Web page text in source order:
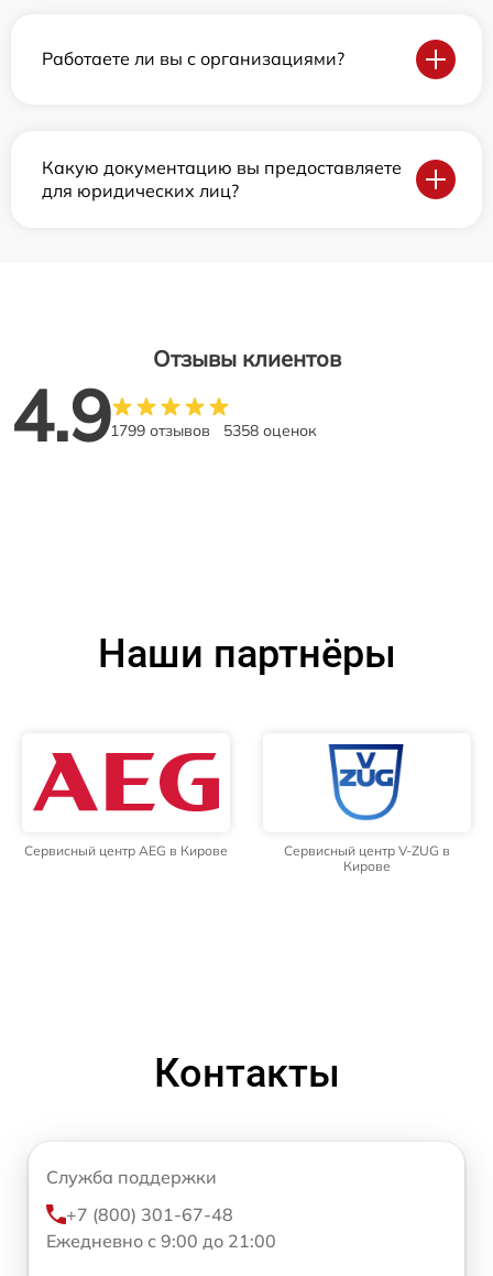
Работаете ли вы с организациями?
Какую документацию вы предоставляете
для юридических лиц?
Отзывы клиентов
4.91799 отзывов 5358 оценок
Наши партнёры
Сервисный центр AEG в Кирове
Сервисный центр V-ZUG в
Кирове
Контакты
Служба поддержки
+7 (800) 301-67-48
Ежедневно с 9:00 до 21:00